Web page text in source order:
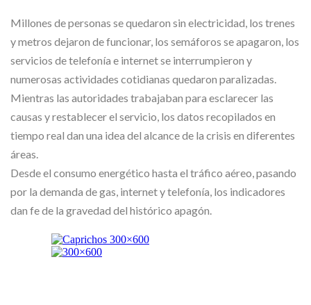
Millones de personas se quedaron sin electricidad, los trenes
y metros dejaron de funcionar, los semáforos se apagaron, los
servicios de telefonía e internet se interrumpieron y
numerosas actividades cotidianas quedaron paralizadas.
Mientras las autoridades trabajaban para esclarecer las
causas y restablecer el servicio, los datos recopilados en
tiempo real dan una idea del alcance de la crisis en diferentes
áreas.
Desde el consumo energético hasta el tráfico aéreo, pasando
por la demanda de gas, internet y telefonía, los indicadores
dan fe de la gravedad del histórico apagón.